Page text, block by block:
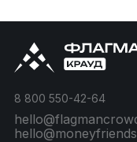
8 800 550-42-64